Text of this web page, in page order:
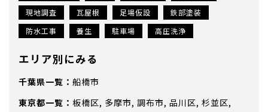
現地調査
瓦屋根 足場仮設
鉄部塗装
防水工事
養生 駐車場 高圧洗浄
エリア別にみる
千葉県
船橋市
東京都
板橋区 多摩市 調布市 品川区 杉並区